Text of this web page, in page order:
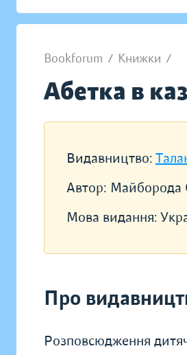
Bookforum / Книжки /
Абетка в
Видавництво:
Автор: Майборода
Мова видання:
Про
Розповсюдження